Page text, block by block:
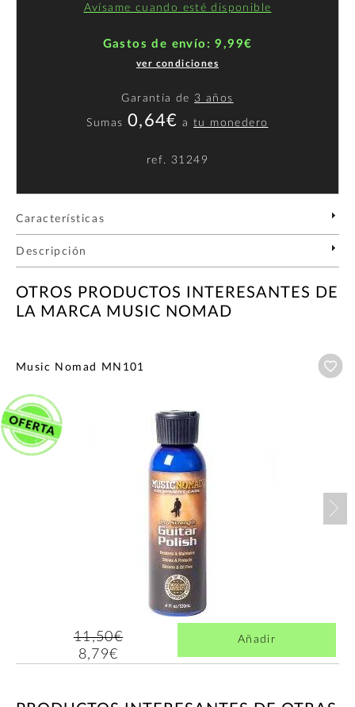
Avísame cuando esté disponible
Gastos de envío: 9,99€
ver condiciones
Garantía de 3 años
Sumas 0,64€ atu monedero
ref. 31249
Características
Descripción
OTROS PRODUCTOS INTERESANTES DE
LA MARCA MUSIC NOMAD
Music Nomad MN101
11,50€
8,79€
Añadir